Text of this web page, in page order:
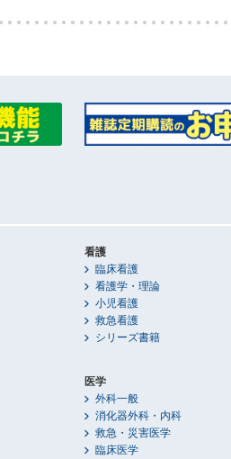
看護
臨床看護
看護学・理論
小児看護
救急看護
シリーズ書籍
医学
外科一般
消化器外科・内科
救急・災害医学
臨床医学